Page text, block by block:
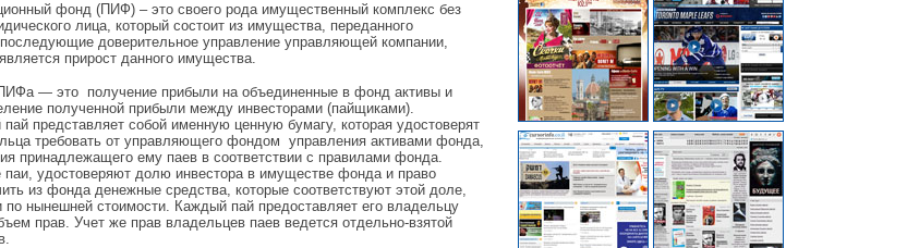
фонд (ПИФ) – это своего рода имущественный комплекс без
лица, который состоит из имущества, переданного
доверительное управление управляющей компании,
прирост данного имущества.
— это получение прибыли на объединенные в фонд активы и
полученной прибыли между инвесторами (пайщиками).
пай представляет собой именную ценную бумагу, которая удостоверят
требовать от управляющего фондом управления активами фонда,
принадлежащего ему паев в соответствии с правилами фонда.
паи, удостоверяют долю инвестора в имуществе фонда и право
из фонда денежные средства, которые соответствуют этой доле,
по нынешней стоимости. Каждый пай предоставляет его владельцу
прав. Учет же прав владельцев паев ведется отдельно-взятой